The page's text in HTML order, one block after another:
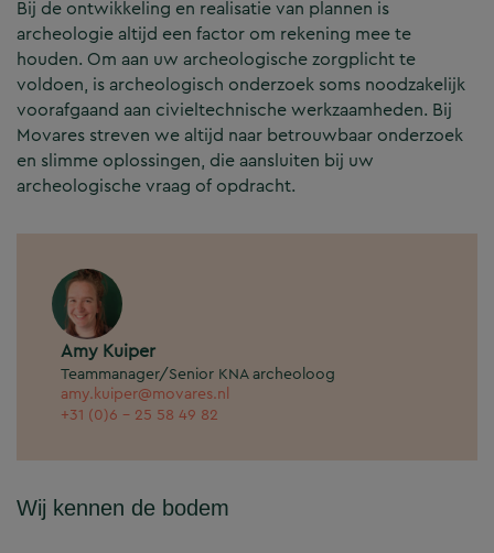
Bij de ontwikkeling en realisatie van plannen is
archeologie altijd een factor om rekening mee te
houden. Om aan uw archeologische zorgplicht te
voldoen, is archeologisch onderzoek soms noodzakelijk
voorafgaand aan civieltechnische werkzaamheden. Bij
Movares streven we altijd naar betrouwbaar onderzoek
en slimme oplossingen, die aansluiten bij uw
archeologische vraag of opdracht.
Amy Kuiper
Teammanager/Senior KNA archeoloog
amy.kuiper@movares.nl
+31 (0)6 - 25 58 49 82
Wij kennen de bodem